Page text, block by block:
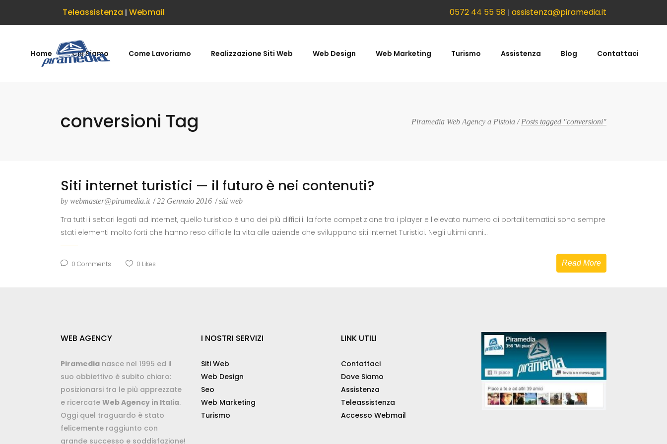
Teleassistenza | Webmail 0572 44 55 58 | assistenza@piramedia.it
Home Chi Siamo Come Lavoriamo Realizzazione Siti Web Web Design Web Marketing Turismo Assistenza Blog Contattaci
conversioni Tag Piramedia Web Agency a Pistoia /Posts tagged "conversioni"
Siti internet turistici — il futuro è nei contenuti?
by webmaster@piramedia.it 22 Gennaio 2016 siti web
Tra tutti i settori legati ad internet, quello turistico è uno dei più difficili: la forte competizione tra i player e l'elevato numero di portali tematici sono sempre
stati elementi molto forti che hanno reso difficile la vita alle aziende che sviluppano siti Internet Turistici. Negli ultimi anni...
0 Comments 0 Likes Read More
WEB AGENCY
Piramedia nasce nel 1995 ed il
suo obbiettivo è subito chiaro:
posizionarsi tra le più apprezzate
e ricercate Web Agency in Italia.
Oggi quel traguardo è stato
felicemente raggiunto con
grande successo e soddisfazione!
I NOSTRI SERVIZI
Siti Web
Web Design
Seo
Web Marketing
Turismo
LINK UTILI
Contattaci
Dove Siamo
Assistenza
Teleassistenza
Accesso Webmail